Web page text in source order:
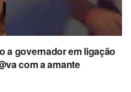
a governador em ligação
com a amante